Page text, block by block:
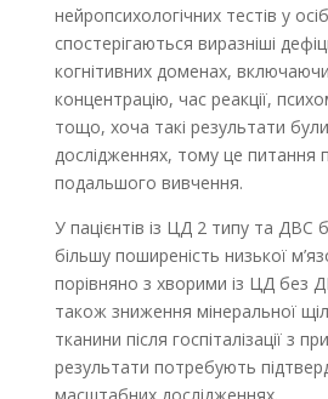
нейропсихологічних тестів у
спостерігаються виразніші
когнітивних доменах,
концентрацію, час реакції,
тощо, хоча такі результати
дослідженнях, тому це питання
подальшого вивчення.
У пацієнтів із ЦД 2 типу та ДВС
більшу поширеність низької
порівняно з хворими із ЦД без
також зниження мінеральної
тканини після госпіталізації з
результати потребують